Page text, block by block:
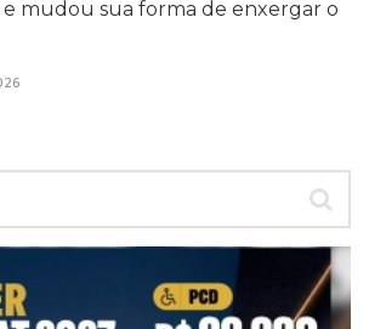
e mudou sua forma de enxergar o